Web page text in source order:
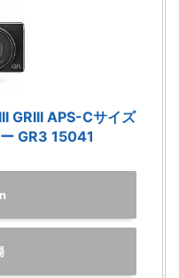
GRIII APS-Cサイズ
GR3 15041